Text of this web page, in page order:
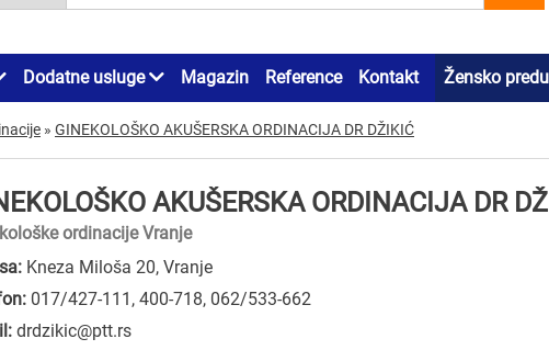
Dodatne usluge Magazin Reference Kontakt Žensko
» GINEKOLOŠKO AKUŠERSKA ORDINACIJA DR DŽIKIĆ
AKUŠERSKA ORDINACIJA DR
ordinacije Vranje
Kneza Miloša 20, Vranje
017/427-111 , 400-718, 062/533-662
drdzikic@ptt.rs